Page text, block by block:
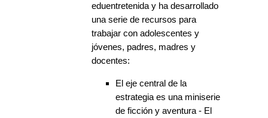
eduentretenida y ha desarrollado
una serie de recursos para
trabajar con adolescentes y
jóvenes, padres, madres y
docentes:
El eje central de la
estrategia es una miniserie
de ficción y aventura - El